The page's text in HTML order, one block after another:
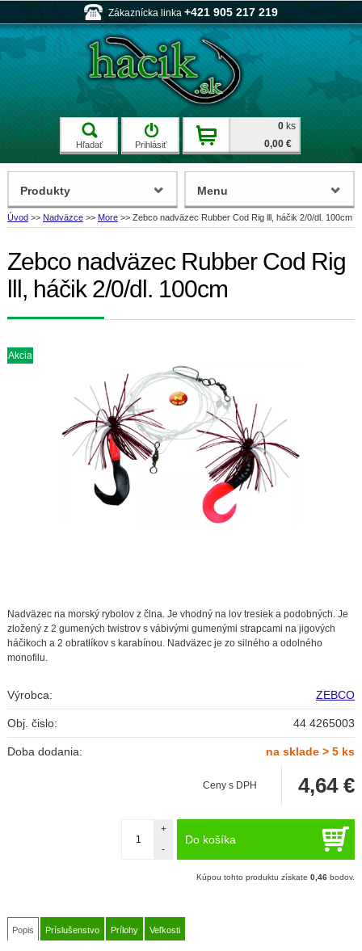
Zákaznícka linka +421 905 217 219
Hľadať Prihlásiť
0 ks
0,00 €
Úvod >> Nadväzce >> More >> Zebco nadväzec Rubber Cod Rig lll, háčik 2/0/dl. 100cm
Zebco nadväzec Rubber Cod Rig
lll, háčik 2/0/dl. 100cm
Akcia
Nadväzec na morský rybolov z člna. Je vhodný na lov tresiek a podobných. Je
zložený z 2 gumených twistrov s vábivými gumenými strapcami na jigových
háčikoch a 2 obratlíkov s karabínou. Nadväzec je zo silného a odolného
monofilu.
Výrobca: ZEBCO
Obj. čislo: 44 4265003
Doba dodania: na sklade > 5 ks
Ceny s DPH 4,64 €
Do košíka
-
+
Kúpou tohto produktu získate0,46 bodov.
Popis Príslušenstvo Prílohy Veľkosti
Produkty Menu